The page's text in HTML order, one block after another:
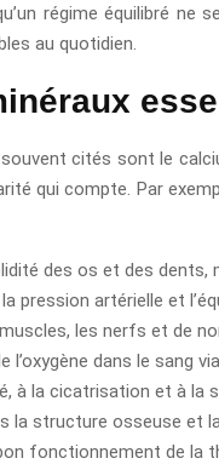
régime équilibré
au quotidien.
cités sont le
qui compte. Par
des os et des
pression artérielle et
les nerfs et de
dans le sang via
à la cicatrisation et à la
la structure osseuse et la
fonctionnement de la